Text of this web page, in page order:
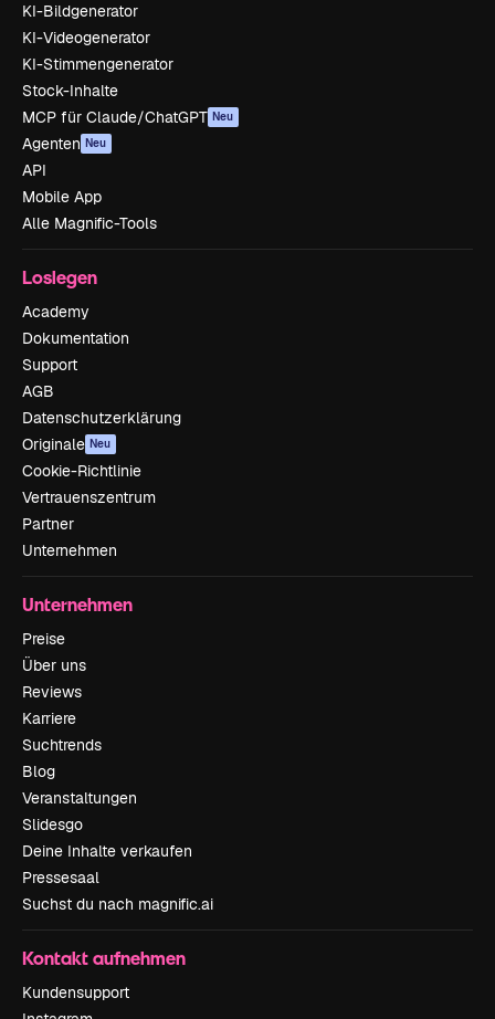
KI-Bildgenerator
KI-Videogenerator
KI-Stimmengenerator
Stock-Inhalte
MCP für Claude/ChatGPT Neu
Agenten Neu
API
Mobile App
Alle Magnific-Tools
Loslegen
Academy
Dokumentation
Support
AGB
Datenschutzerklärung
Originale Neu
Cookie-Richtlinie
Vertrauenszentrum
Partner
Unternehmen
Unternehmen
Preise
Über uns
Reviews
Karriere
Suchtrends
Blog
Veranstaltungen
Slidesgo
Deine Inhalte verkaufen
Pressesaal
Suchst du nach magnific.ai
Kontakt aufnehmen
Kundensupport